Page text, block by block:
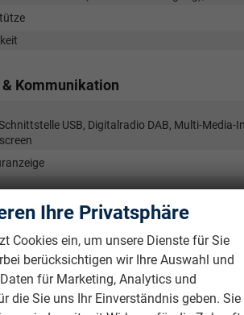
Kommunikation
USB, Digitalradio DAB, Multi-
(Virtual Cockpit)
Ihre Privatsphäre
Cookies ein, um unsere Dienste für Sie
berücksichtigen wir Ihre Auswahl und
für Marketing, Analytics und
die Sie uns Ihr Einverständnis geben. Sie